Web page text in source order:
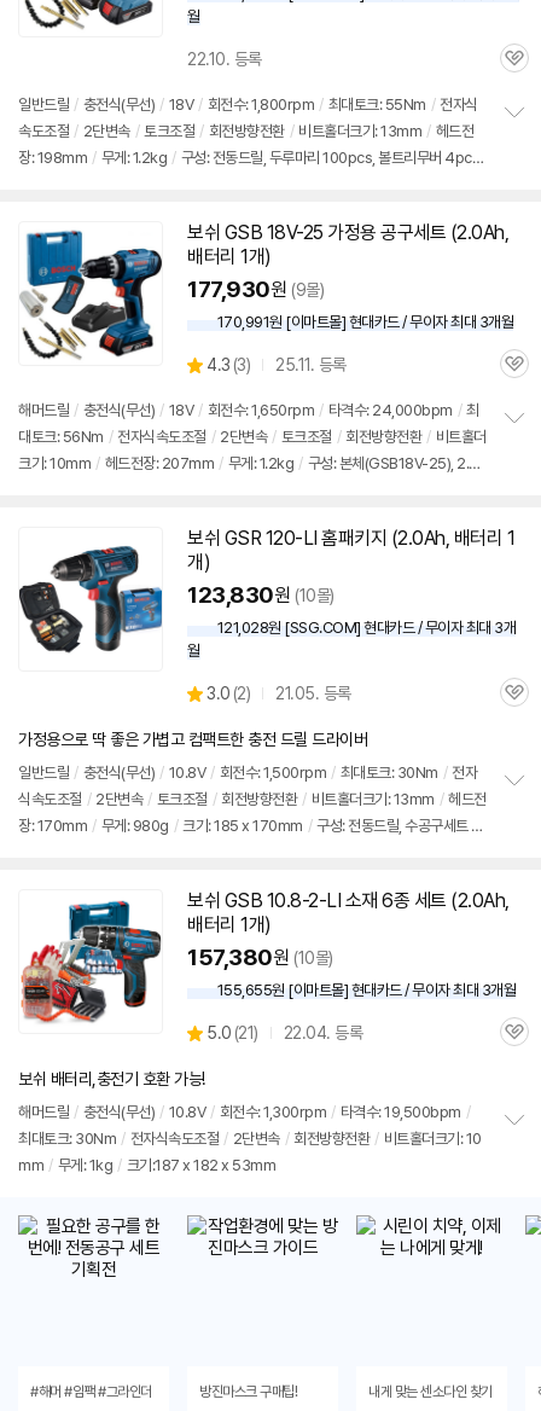
월
22.10. 등록
관
일반드릴 / 충전식(무선) / 18V / 회전수: 1,800rpm / 최대토크: 55Nm / 전자식
속도조절 / 2단변속 / 토크조절 / 회전방향전환 / 비트홀더크기: 13mm / 헤드전
장: 198mm / 무게: 1.2kg / 구성: 전동드릴, 두루마리 100pcs, 볼트리무버 4pcs,
보쉬 GSB 18V-25 가정용 공구세트 (2.0Ah,
배터리 1개)
177,930원 (9몰)
170,991원 [이마트몰] 현대카드 / 무이자 최대 3개월
별
점
4.3 (상
리
뷰
3) 25.11. 등록
관
해머드릴 / 충전식(무선) / 18V / 회전수: 1,650rpm / 타격수: 24,000bpm / 최
대토크: 56Nm / 전자식속도조절 / 2단변속 / 토크조절 / 회전방향전환 / 비트홀더
크기: 10mm / 헤드전장: 207mm / 무게: 1.2kg / 구성: 본체(GSB18V-25), 2.0A
보쉬 GSR 120-LI 홈패키지 (2.0Ah, 배터리 1
개)
123,830원 (10몰)
121,028원 [SSG.COM] 현대카드 / 무이자 최대 3개
월
별
점
3.0 (상
리
뷰
2) 21.05. 등록
관
가정용으로 딱 좋은 가볍고 컴팩트한 충전 드릴 드라이버
일반드릴 / 충전식(무선) / 10.8V / 회전수: 1,500rpm / 최대토크: 30Nm / 전자
식속도조절 / 2단변속 / 토크조절 / 회전방향전환 / 비트홀더크기: 13mm / 헤드전
장: 170mm / 무게: 980g / 크기: 185 x 170mm / 구성: 전동드릴, 수공구세트 21
보쉬 GSB 10.8-2-LI 소재 6종 세트 (2.0Ah,
배터리 1개)
157,380원 (10몰)
155,655원 [이마트몰] 현대카드 / 무이자 최대 3개월
별
점
5.0 (상
뷰
21) 22.04. 등록
관
보쉬 배터리,충전기 호환 가능!
해머드릴 / 충전식(무선) / 10.8V / 회전수: 1,300rpm / 타격수: 19,500bpm /
최대토크: 30Nm / 전자식속도조절 / 2단변속 / 회전방향전환 / 비트홀더크기: 10
mm / 무게: 1kg / 크기:187 x 182 x 53mm
치
기
#해머 #임팩 #그라인더 방진마스크 구매팁! 내게 맞는 센소다인 찾기